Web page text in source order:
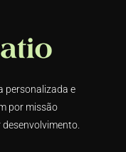
personalizada e
por missão